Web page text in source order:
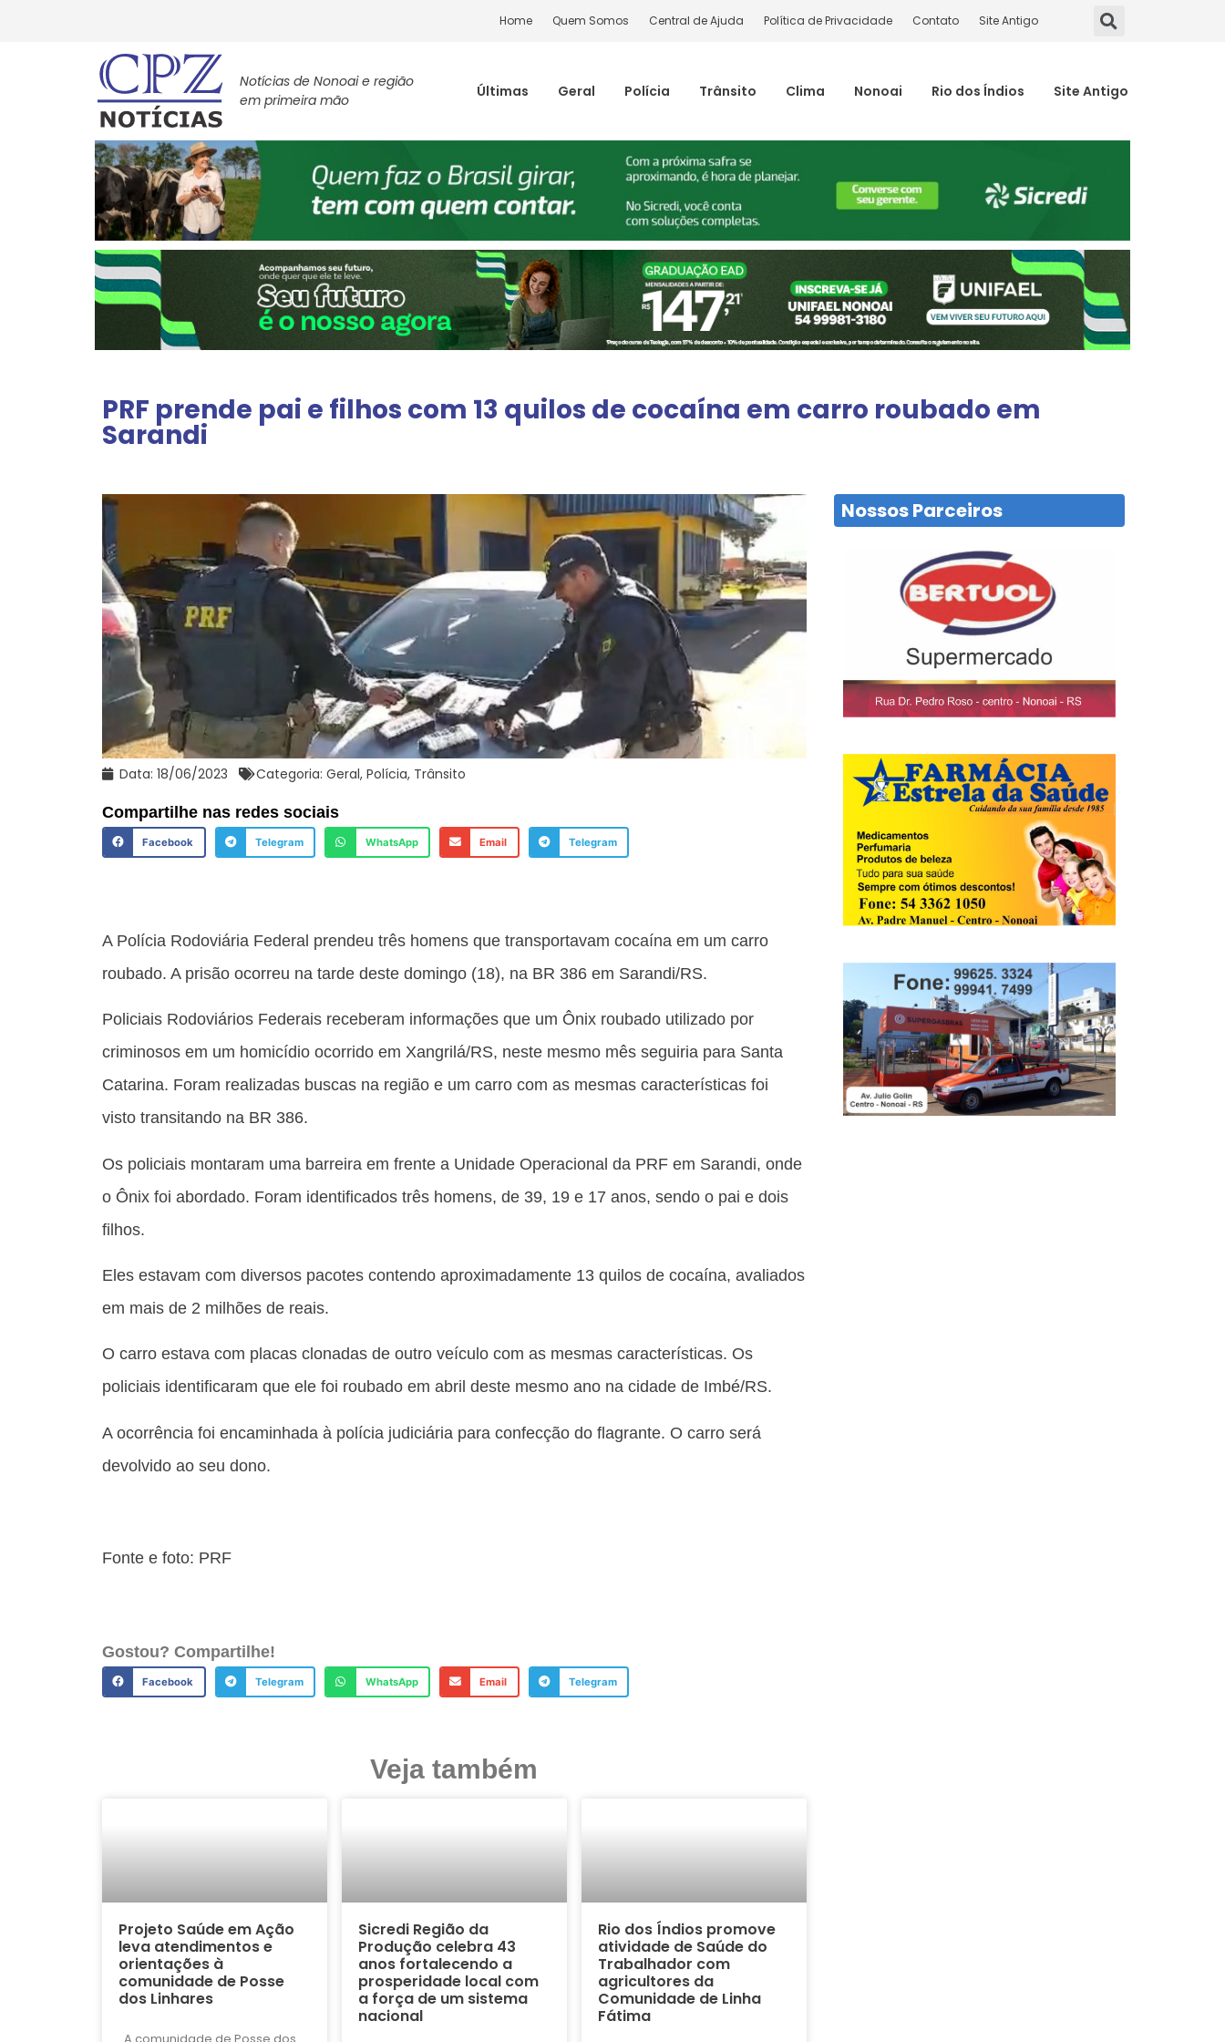
Home Quem Somos Central de Ajuda Política de Privacidade Contato Site Antigo
Notícias de Nonoai e região
em primeira mão
Últimas Geral Polícia Trânsito Clima Nonoai Rio dos Índios Site Antigo
PRF prende pai e filhos com 13 quilos de cocaína em carro roubado em
Sarandi
Data: 18/06/2023 Categoria: Geral, Polícia, Trânsito
Compartilhe nas redes sociais
Facebook Telegram WhatsApp Email Telegram
A Polícia Rodoviária Federal prendeu três homens que transportavam cocaína em um carro
roubado. A prisão ocorreu na tarde deste domingo (18), na BR 386 em Sarandi/RS.
Policiais Rodoviários Federais receberam informações que um Ônix roubado utilizado por
criminosos em um homicídio ocorrido em Xangrilá/RS, neste mesmo mês seguiria para Santa
Catarina. Foram realizadas buscas na região e um carro com as mesmas características foi
visto transitando na BR 386.
Os policiais montaram uma barreira em frente a Unidade Operacional da PRF em Sarandi, onde
o Ônix foi abordado. Foram identificados três homens, de 39, 19 e 17 anos, sendo o pai e dois
filhos.
Eles estavam com diversos pacotes contendo aproximadamente 13 quilos de cocaína, avaliados
em mais de 2 milhões de reais.
O carro estava com placas clonadas de outro veículo com as mesmas características. Os
policiais identificaram que ele foi roubado em abril deste mesmo ano na cidade de Imbé/RS.
A ocorrência foi encaminhada à polícia judiciária para confecção do flagrante. O carro será
devolvido ao seu dono.
Fonte e foto: PRF
Gostou? Compartilhe!
Facebook Telegram WhatsApp Email Telegram
Veja também
Projeto Saúde em Ação
leva atendimentos e
orientações à
comunidade de Posse
dos Linhares
Sicredi Região da
Produção celebra 43
anos fortalecendo a
prosperidade local com
a força de um sistema
nacional
Rio dos Índios promove
atividade de Saúde do
Trabalhador com
agricultores da
Comunidade de Linha
Fátima
Nossos Parceiros